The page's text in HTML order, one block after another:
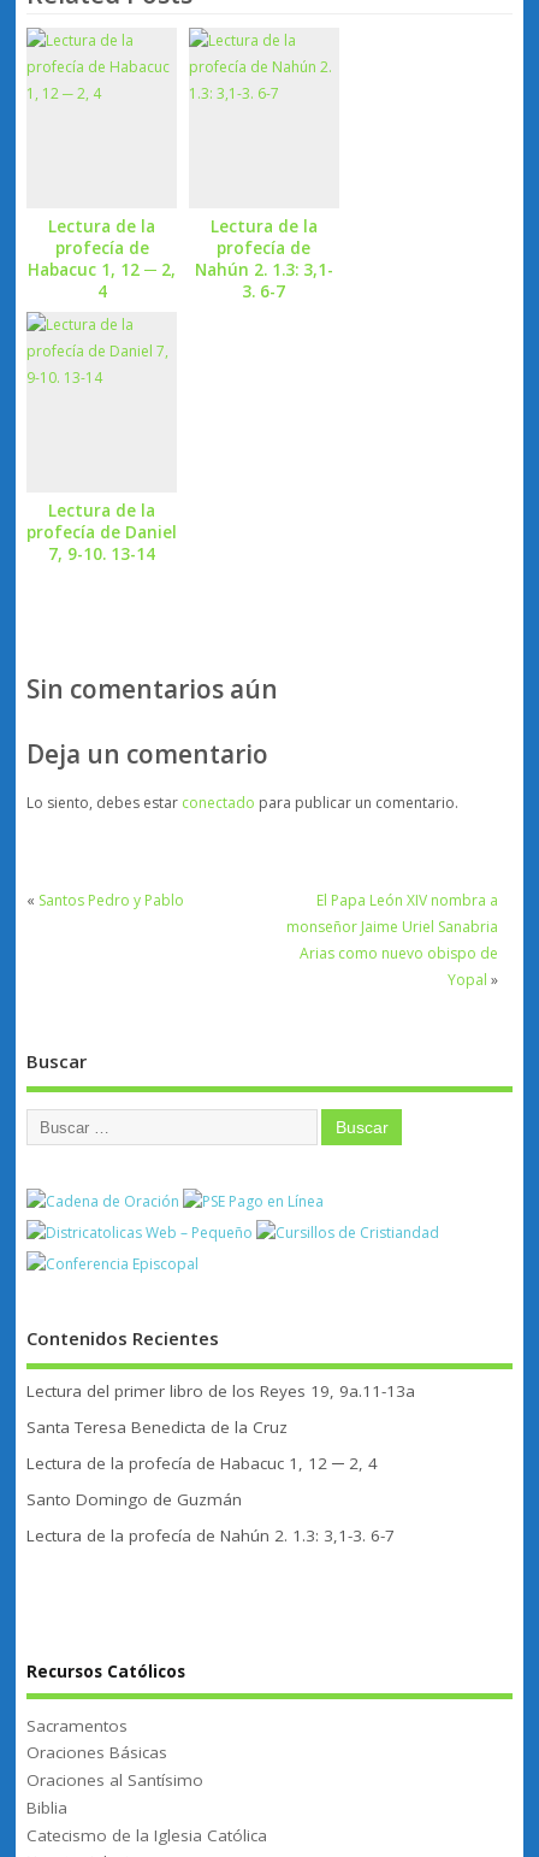
Lectura de la
profecía de
Habacuc 1, 12 ─ 2,
4
Lectura de la
profecía de
Nahún 2. 1.3: 3,1-
3. 6-7
Lectura de la
profecía de Daniel
7, 9-10. 13-14
Sin comentarios aún
Deja un comentario
Lo siento, debes estar conectado para publicar un comentario.
« Santos Pedro y Pablo
El Papa León XIV nombra a
monseñor Jaime Uriel Sanabria
Arias como nuevo obispo de
Yopal »
Buscar
Contenidos Recientes
Lectura del primer libro de los Reyes 19, 9a.11-13a
Santa Teresa Benedicta de la Cruz
Lectura de la profecía de Habacuc 1, 12 ─ 2, 4
Santo Domingo de Guzmán
Lectura de la profecía de Nahún 2. 1.3: 3,1-3. 6-7
Recursos Católicos
Sacramentos
Oraciones Básicas
Oraciones al Santísimo
Biblia
Catecismo de la Iglesia Católica